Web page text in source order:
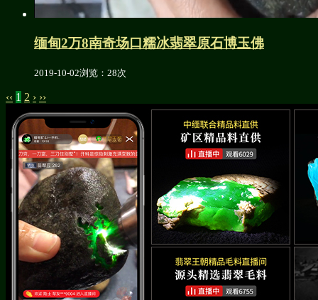
缅甸2万8南奇场口糯冰翡翠原石博玉佛
2019-10-02浏览：28次
‹‹ 1 2 › ››